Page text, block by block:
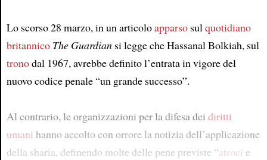
Lo scorso 28 marzo, in un articoloapparsosulquotidiano
britannico The Guardiansi legge che Hassanal Bolkiah, sul
tronodal 1967, avrebbe definito l’entrata in vigore del
nuovo codice penale “un grande successo”.
Al contrario, le organizzazioni per la difesa dei diritti
umani hanno accolto con orrore la notizia dell’applicazione
della sharia, definendo molte delle pene previste “atroci e